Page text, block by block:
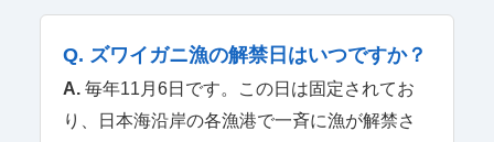
Q. ズワイガニ漁の解禁日はいつですか？
A.毎年11月6日です。この日は固定されてお
り、日本海沿岸の各漁港で一斉に漁が解禁さ